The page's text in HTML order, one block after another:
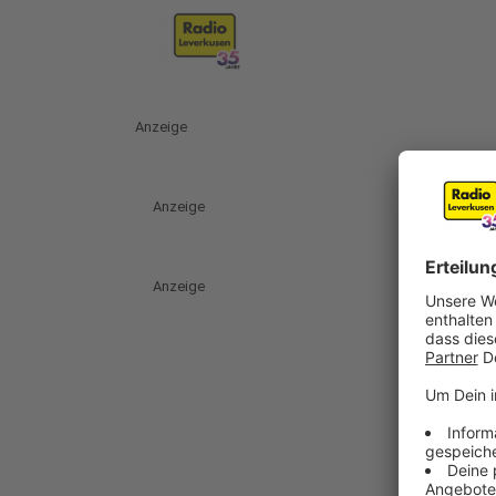
Anzeige
Anzeige
Anzeige